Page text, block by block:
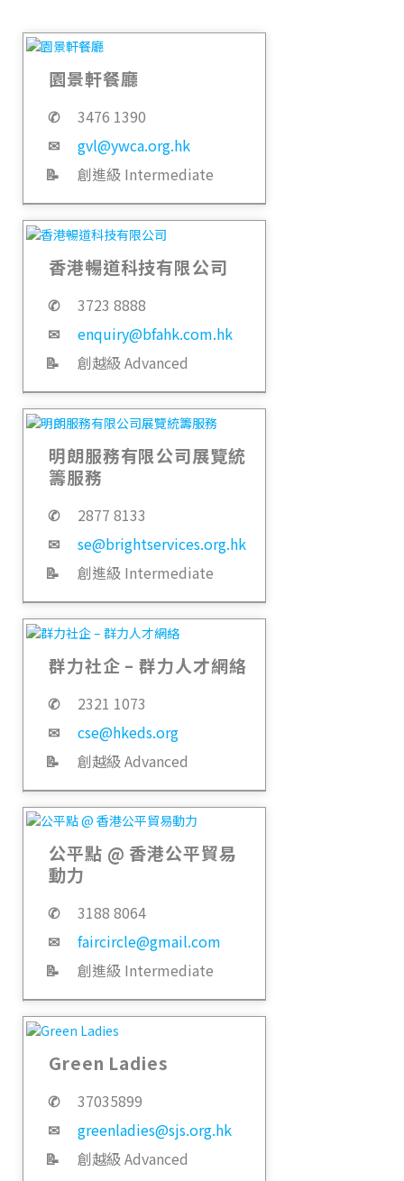
園景軒餐廳
✆
3476 1390
✉
gvl@ywca.org.hk
📝
創進級 Intermediate
香港暢道科技有限公司
✆
3723 8888
✉
enquiry@bfahk.com.hk
📝
創越級 Advanced
明朗服務有限公司展覽統
籌服務
✆
2877 8133
✉
se@brightservices.org.hk
📝
創進級 Intermediate
群力社企 – 群力人才網絡
✆
2321 1073
✉
cse@hkeds.org
📝
創越級 Advanced
公平點 @ 香港公平貿易
動力
✆
3188 8064
✉
faircircle@gmail.com
📝
創進級 Intermediate
Green Ladies
✆
37035899
✉
greenladies@sjs.org.hk
📝
創越級 Advanced